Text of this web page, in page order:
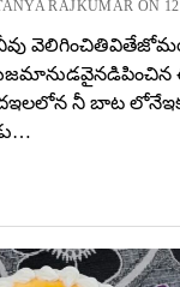
RAJKUMAR ON 12
నీ బాట